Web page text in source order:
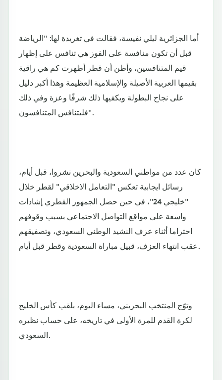
أما الجزائرية ليلي نفيسة، فقالت في تغريدة لها: "الرياضة
قبل أن تكون منافسة على الفوز هي تنافس على إظهار
قيم المتنافسين، وأظن أن قطر أظهرت كم هي راقية
بقيمها العربية الأصيلة والإسلامية العظيمة وهذا أكبر دليل
على نجاح البطولة ويكفيها ذلك شرفًا وعزة وفي ذلك
فليتنافس المتنافسون".
كان عدد من مواطني السعودية والبحرين نشروا، قبل أيام،
رسائل ايجابية تعكس "التعامل الاخلاقي" لقطر خلال
"خليجي 24"، في حين حصل الجمهور القطري إشادات
واسعة على مواقع التواصل الاجتماعي بسبب وقوفهم
احتراما أثناء عزف النشيد الوطني السعودي، وتصفيقهم
عقب انتهاء العزف، قبيل مباراة السعودية وقطر قبل أيام.
وتوّج المنتخب البحريني، مساء اليوم، بلقب كأس الخليج
لكرة القدم للمرة الأولى في تاريخه، على حساب نظيره
السعودي.